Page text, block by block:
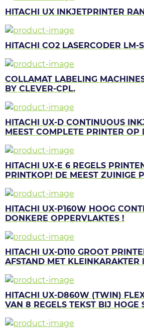
HITACHI UX INKJETPRINTER
HITACHI CO2 LASERCODER LM-
COLLAMAT LABELING
BY CLEVER-CPL.
HITACHI UX-D CONTINUOUS
MEEST COMPLETE PRINTER OP
HITACHI UX-E 6 REGELS
PRINTKOP! DE MEEST ZUINIGE
HITACHI UX-P160W HOOG
DONKERE OPPERVLAKTES !
HITACHI UX-D110 GROOT
AFSTAND MET KLEINKARAKTER
HITACHI UX-D860W (TWIN)
VAN 8 REGELS TEKST BIJ HOGE